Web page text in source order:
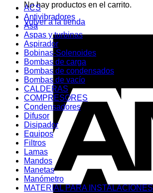
No hay productos en el carrito.
Volver a la tienda
ACS
Antivibradores
Asa
Aspas y turbinas
Aspirador
Bobinas-Solenoides
Bombas de carga
Bombas de condensados
Bombas de vacío
CALDERAS
COMPRESORES
Condensadores
Difusor
Disipador
Equipos
Filtros
Lamas
Mandos
Manetas
Manómetro
MATERIAL PARA INSTALACIONES